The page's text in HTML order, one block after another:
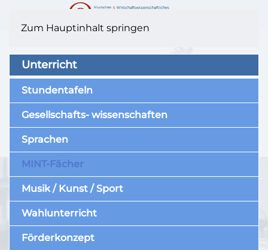
Zum Hauptinhalt springen
Unterricht
Stundentafeln
Gesellschafts- wissenschaften
Sprachen
MINT-Fächer
Musik / Kunst / Sport
Wahlunterricht
Förderkonzept